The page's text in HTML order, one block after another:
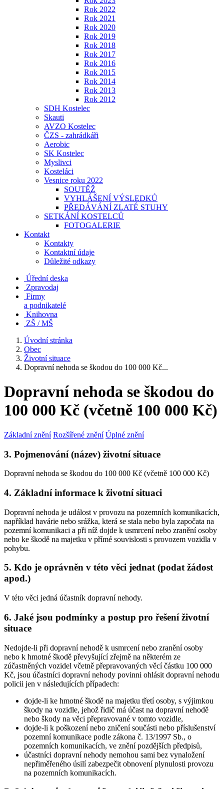
Rok 2022
Rok 2021
Rok 2020
Rok 2019
Rok 2018
Rok 2017
Rok 2016
Rok 2015
Rok 2014
Rok 2013
Rok 2012
SDH Kostelec
Skauti
AVZO Kostelec
ČZS - zahrádkáři
Aerobic
SK Kostelec
Myslivci
Kosteláci
Vesnice roku 2022
SOUTĚŽ
VYHLÁŠENÍ VÝSLEDKŮ
PŘEDÁVÁNÍ ZLATÉ STUHY
SETKÁNÍ KOSTELCŮ
FOTOGALERIE
Kontakt
Kontakty
Kontaktní údaje
Důležité odkazy
Úřední deska
Zpravodaj
Firmy
a podnikatelé
Knihovna
ZŠ / MŠ
Úvodní stránka
Obec
Životní situace
Dopravní nehoda se škodou do 100 000 Kč...
Dopravní nehoda se škodou do
100 000 Kč (včetně 100 000 Kč)
Základní znění Rozšířené znění Úplné znění
3. Pojmenování (název) životní situace
Dopravní nehoda se škodou do 100 000 Kč (včetně 100 000 Kč)
4. Základní informace k životní situaci
Dopravní nehoda je událost v provozu na pozemních komunikacích,
například havárie nebo srážka, která se stala nebo byla započata na
pozemní komunikaci a při níž dojde k usmrcení nebo zranění osoby
nebo ke škodě na majetku v přímé souvislosti s provozem vozidla v
pohybu.
5. Kdo je oprávněn v této věci jednat (podat žádost
apod.)
V této věci jedná účastník dopravní nehody.
6. Jaké jsou podmínky a postup pro řešení životní
situace
Nedojde-li při dopravní nehodě k usmrcení nebo zranění osoby
nebo k hmotné škodě převyšující zřejmě na některém ze
zúčastněných vozidel včetně přepravovaných věcí částku 100 000
Kč, jsou účastníci dopravní nehody povinni ohlásit dopravní nehodu
policii jen v následujících případech:
dojde-li ke hmotné škodě na majetku třetí osoby, s výjimkou
škody na vozidle, jehož řidič má účast na dopravní nehodě
nebo škody na věci přepravované v tomto vozidle,
dojde-li k poškození nebo zničení součásti nebo příslušenství
pozemní komunikace podle zákona č. 13/1997 Sb., o
pozemních komunikacích, ve znění pozdějších předpisů,
účastníci dopravní nehody nemohou sami bez vynaložení
nepřiměřeného úsilí zabezpečit obnovení plynulosti provozu
na pozemních komunikacích.